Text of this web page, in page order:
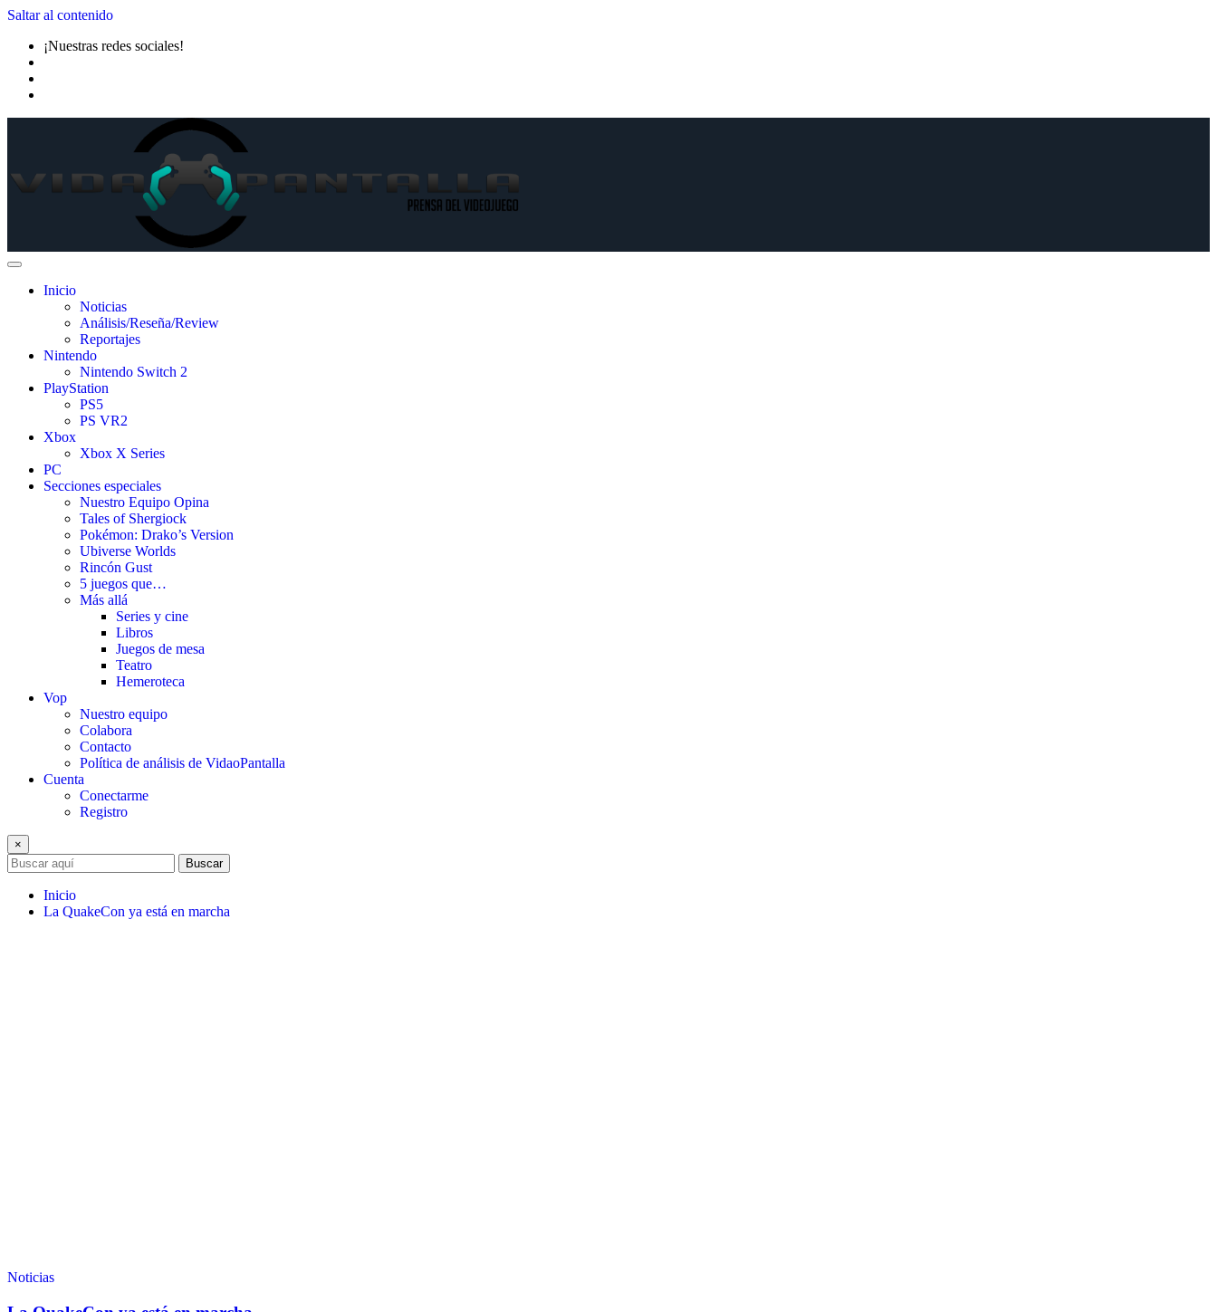
Saltar al contenido
¡Nuestras redes sociales!
Inicio
Noticias
Análisis/Reseña/Review
Reportajes
Nintendo
Nintendo Switch 2
PlayStation
PS5
PS VR2
Xbox
Xbox X Series
PC
Secciones especiales
Nuestro Equipo Opina
Tales of Shergiock
Pokémon: Drako’s Version
Ubiverse Worlds
Rincón Gust
5 juegos que…
Más allá
Series y cine
Libros
Juegos de mesa
Teatro
Hemeroteca
Vop
Nuestro equipo
Colabora
Contacto
Política de análisis de VidaoPantalla
Cuenta
Conectarme
Registro
×
Buscar
Inicio
La QuakeCon ya está en marcha
Noticias